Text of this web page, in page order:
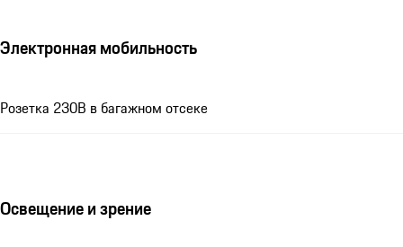
Электронная мобильность
Розетка 230В в багажном отсеке
Освещение и зрение